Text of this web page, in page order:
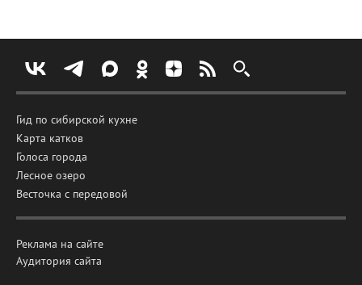
Гид по сибирской кухне
Карта катков
Голоса города
Лесное озеро
Весточка с передовой
Реклама на сайте
Аудитория сайта